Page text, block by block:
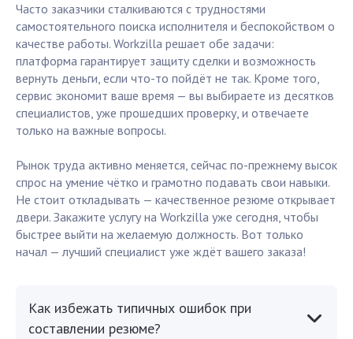
Часто заказчики сталкиваются с трудностями
самостоятельного поиска исполнителя и беспокойством о
качестве работы. Workzilla решает обе задачи:
платформа гарантирует защиту сделки и возможность
вернуть деньги, если что-то пойдёт не так. Кроме того,
сервис экономит ваше время — вы выбираете из десятков
специалистов, уже прошедших проверку, и отвечаете
только на важные вопросы.
Рынок труда активно меняется, сейчас по-прежнему высок
спрос на умение чётко и грамотно подавать свои навыки.
Не стоит откладывать — качественное резюме открывает
двери. Закажите услугу на Workzilla уже сегодня, чтобы
быстрее выйти на желаемую должность. Вот только
начал — лучший специалист уже ждёт вашего заказа!
Как избежать типичных ошибок при
составлении резюме?